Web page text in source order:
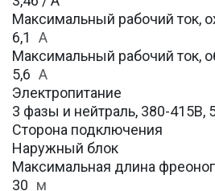
Максимальный рабочий ток,
6,1
A
Максимальный рабочий ток,
5,6 А
Электропитание
3 фазы и нейтраль, 380-415В,
Сторона подключения
Наружный блок
Максимальная длина
30 м